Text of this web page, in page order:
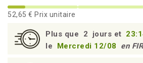
52,65 € Prix unitaire
Plus que 2 jours et
le
Mercredi 12/08 en